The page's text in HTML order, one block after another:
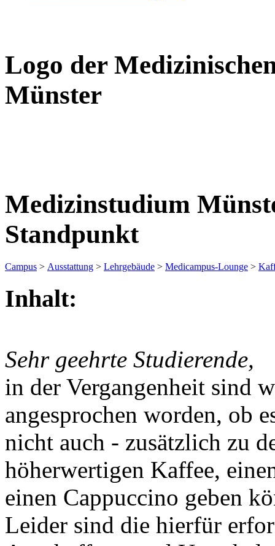
Logo der
Münster
Medizinstudium
Standpunkt
Campus > Ausstattung > Lehrgebäude > Medicampus-Lounge >
Inhalt:
Sehr geehrte Studierende,
in der Vergangenheit sind
angesprochen worden, ob
nicht auch - zusätzlich zu
höherwertigen Kaffee,
einen Cappuccino geben
Leider sind die hierfür